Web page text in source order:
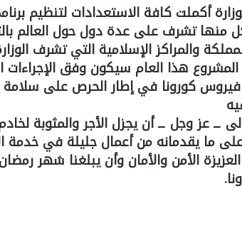
أكملت كافة الاستعدادات لتنظيم
ومركز وكل منها تشرف على عدة دول حول العالم
والمراكز الإسلامية التي تشرف
هذا العام سيكون وفق الإجراءات
فيروس كورونا في إطار الحرص على
عز وجل ــ أن يجزل الأجر والمثوبة
ما يقدمانه من أعمال جليلة في خدمة
الأمن والأمان وأن يبلغنا شهر